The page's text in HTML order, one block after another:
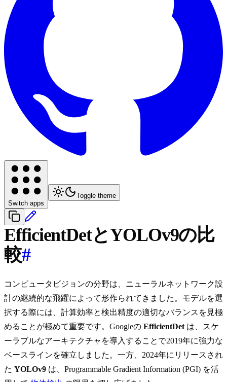
Switch apps
Toggle theme
EfficientDetとYOLOv9の比
較#
コンピュータビジョンの分野は、ニューラルネットワーク設
計の継続的な飛躍によって形作られてきました。モデルを選
択する際には、計算効率と検出精度の適切なバランスを見極
めることが極めて重要です。Googleの EfficientDet は、スケ
ーラブルなアーキテクチャを導入することで2019年に強力な
ベースラインを確立しました。一方、2024年にリリースされ
た YOLOv9 は、Programmable Gradient Information (PGI) を活